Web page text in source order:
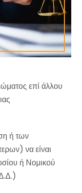
επί άλλου
ή των
να είναι
ή Νομικού